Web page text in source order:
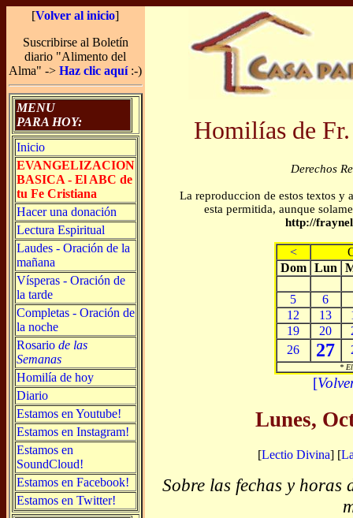
[Volver al inicio]
Suscribirse al Boletín
diario "Alimento del
Alma" ->Haz clic aquí:-)
MENU
PARA HOY:
Inicio
EVANGELIZACION
BASICA - El ABC de
tu Fe Cristiana
Hacer una donación
Lectura Espiritual
Laudes - Oración de la
mañana
Vísperas - Oración de
la tarde
Completas - Oración de
la noche
Rosario de las
Semanas
Homilía de hoy
Diario
Estamos en Youtube!
Estamos en Instagram!
Estamos en
SoundCloud!
Estamos en Facebook!
Estamos en Twitter!
Homilías de
Derechos
La reproduccion de estos textos y
esta permitida, aunque
http://
<
Dom Lun
5
6
12
13
19
20
26
27
*
[
Lunes,
[Lectio Divina] [
Sobre las fechas y horas